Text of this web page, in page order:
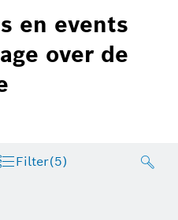
en events
over de
Filter(5)